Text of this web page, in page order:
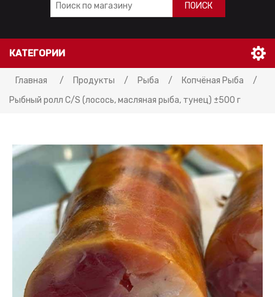
ПОИСК
КАТЕГОРИИ
Главная / Продукты / Рыба / Копчёная Рыба
/
Рыбный ролл C/S (лосось, масляная рыба, тунец) ±500 г